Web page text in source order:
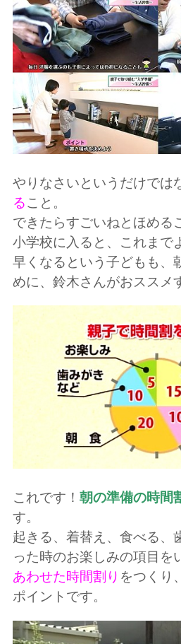
やりなさいというだけでは
ること。
できたらすごいねとほめる
小学校に入ると、これまで
早くなるという子どもも、
めに、鈴木さんがおススメ
これです！ 朝の準備の時間
す。
起きる、着替え、食べる、
った時のお楽しみの項目を
あわせた時間割り をつくり
ポイントです。